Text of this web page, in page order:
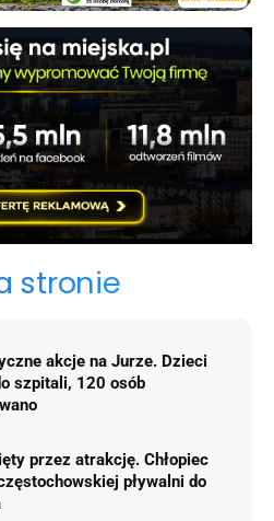
stronie
akcje na Jurze. Dzieci
szpitali, 120 osób
przez atrakcję. Chłopiec
pływalni do